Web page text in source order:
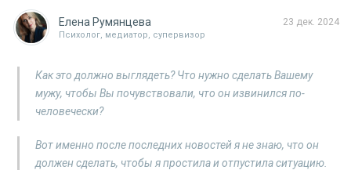
23 дек. 2024
Елена Румянцева
Психолог, медиатор, супервизор
Как это должно выглядеть? Что нужно сделать Вашему
мужу, чтобы Вы почувствовали, что он извинился по-
человечески?
Вот именно после последних новостей я не знаю, что он
должен сделать, чтобы я простила и отпустила ситуацию.